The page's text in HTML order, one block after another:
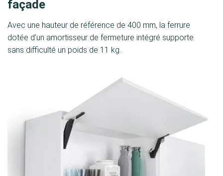
façade
Avec une hauteur de référence de 400 mm, la ferrure
dotée d'un amortisseur de fermeture intégré supporte
sans difficulté un poids de 11 kg.